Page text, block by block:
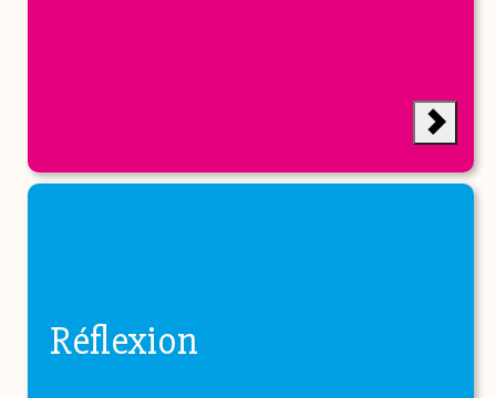
Réflexion